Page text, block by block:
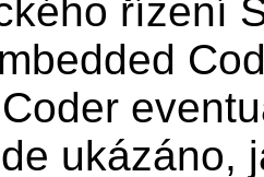
řízení
ukázáno,